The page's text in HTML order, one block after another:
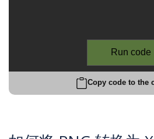
Run code
Copy code to the